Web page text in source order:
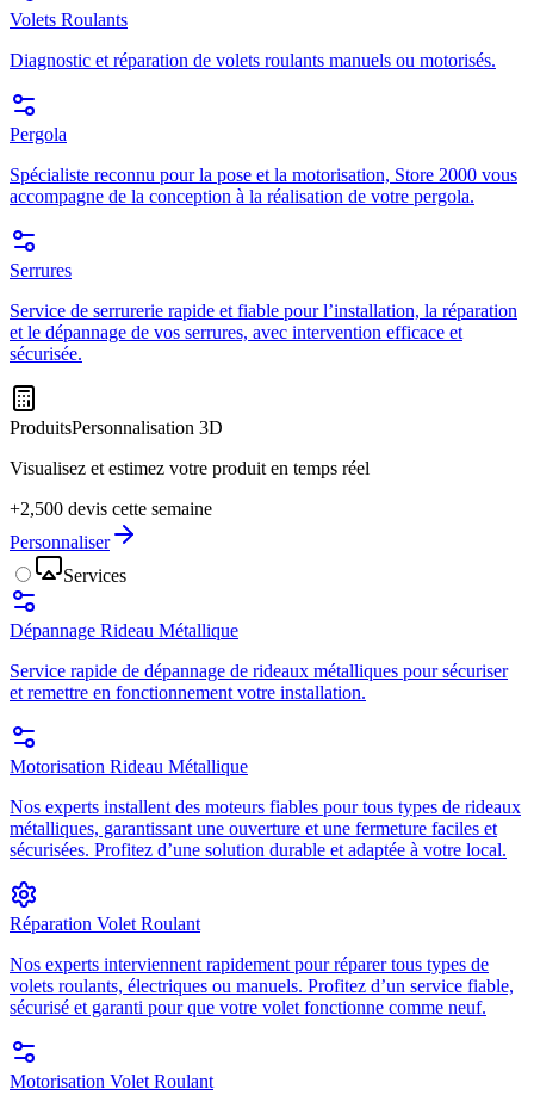
Volets Roulants
Diagnostic et réparation de volets roulants manuels ou motorisés.
Pergola
Spécialiste reconnu pour la pose et la motorisation, Store 2000 vous
accompagne de la conception à la réalisation de votre pergola.
Serrures
Service de serrurerie rapide et fiable pour l’installation, la réparation
et le dépannage de vos serrures, avec intervention efficace et
sécurisée.
ProduitsPersonnalisation 3D
Visualisez et estimez votre produit en temps réel
+2,500 devis cette semaine
Personnaliser
Services
Dépannage Rideau Métallique
Service rapide de dépannage de rideaux métalliques pour sécuriser
et remettre en fonctionnement votre installation.
Motorisation Rideau Métallique
Nos experts installent des moteurs fiables pour tous types de rideaux
métalliques, garantissant une ouverture et une fermeture faciles et
sécurisées. Profitez d’une solution durable et adaptée à votre local.
Réparation Volet Roulant
Nos experts interviennent rapidement pour réparer tous types de
volets roulants, électriques ou manuels. Profitez d’un service fiable,
sécurisé et garanti pour que votre volet fonctionne comme neuf.
Motorisation Volet Roulant